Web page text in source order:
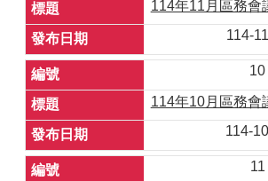
114年11月區務會
114-
10
114年10月區務會
114-
11